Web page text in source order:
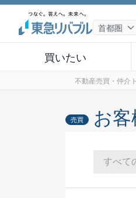
買いたい
不動産売買・仲介
売買 お客